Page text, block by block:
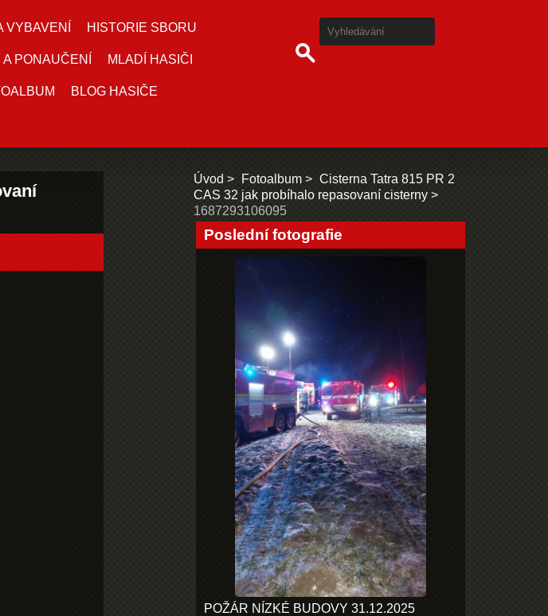
VYBAVENÍ HISTORIE SBORU
PONAUČENÍ MLADÍ HASIČI
BLOG HASIČE
Úvod Fotoalbum
Cisterna Tatra 815 PR 2
CAS 32 jak probíhalo repasovaní cisterny
1687293106095
Poslední fotografie
POŽÁR NÍZKÉ BUDOVY 31.12.2025